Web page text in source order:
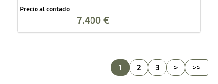
Precio al contado
7.400 €
1 2 3 > >>